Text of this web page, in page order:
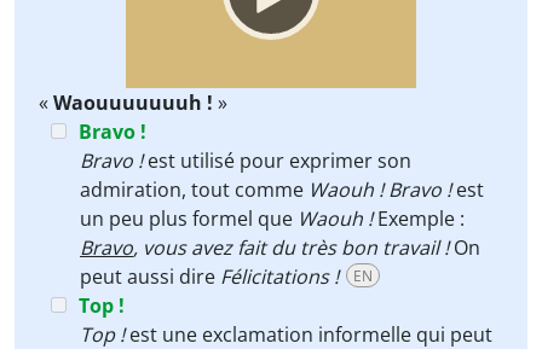
«Waouuuuuuuh ! »
Bravo !
Bravo !est utilisé pour exprimer son
admiration, tout comme Waouh ! Bravo !est
un peu plus formel que Waouh !Exemple :
Bravo, vous avez fait du très bon travail !On
peut aussi dire Félicitations ! EN
Top !
Top !est une exclamation informelle qui peut